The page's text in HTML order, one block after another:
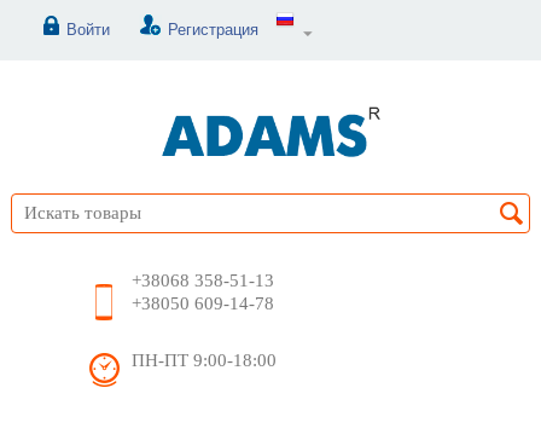
Войти Регистрация
+38068 358-51-13
+38050 609-14-78
ПН-ПТ 9:00-18:00